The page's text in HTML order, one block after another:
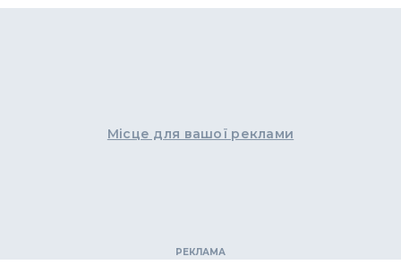
Місце для вашої реклами